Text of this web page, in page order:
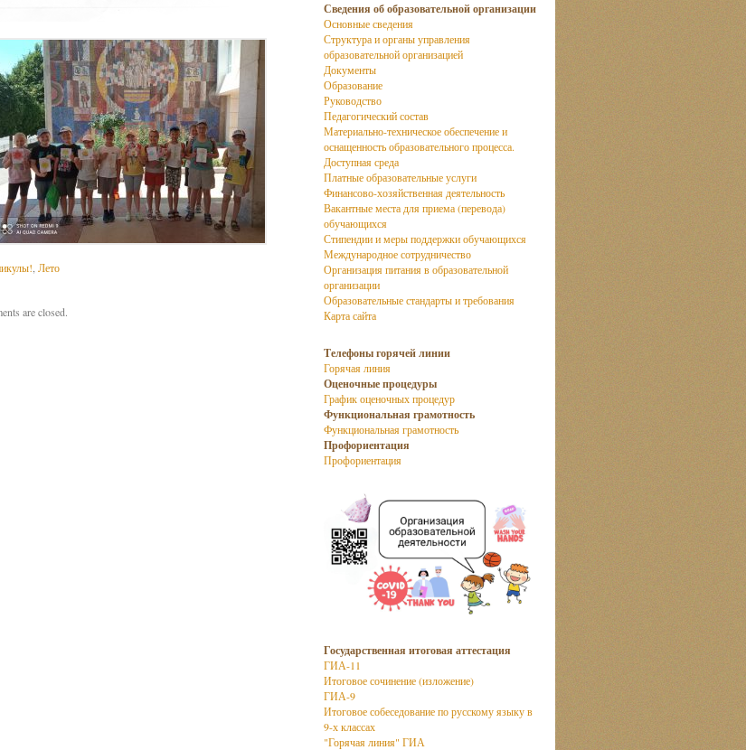
Лето
are closed.
Сведения об образовательной организации
Основные сведения
Структура и органы управления
образовательной организацией
Документы
Образование
Руководство
Педагогический состав
Материально-техническое обеспечение и
оснащенность образовательного процесса.
Доступная среда
Платные образовательные услуги
Финансово-хозяйственная деятельность
Вакантные места для приема (перевода)
обучающихся
Стипендии и меры поддержки обучающихся
Международное сотрудничество
Организация питания в образовательной
организации
Образовательные стандарты и требования
Карта сайта
Телефоны горячей линии
Горячая линия
Оценочные процедуры
График оценочных процедур
Функциональная грамотность
Функциональная грамотность
Профориентация
Профориентация
Государственная итоговая аттестация
ГИА-11
Итоговое сочинение (изложение)
ГИА-9
Итоговое собеседование по русскому языку в
9-х классах
"Горячая линия" ГИА